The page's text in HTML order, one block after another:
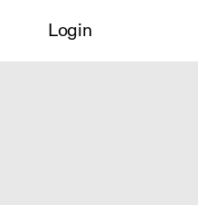
Login